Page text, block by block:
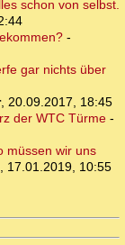
schon von selbst.
-
gar nichts über
, 20.09.2017, 18:45
der WTC Türme-
müssen wir uns
, 17.01.2019, 10:55